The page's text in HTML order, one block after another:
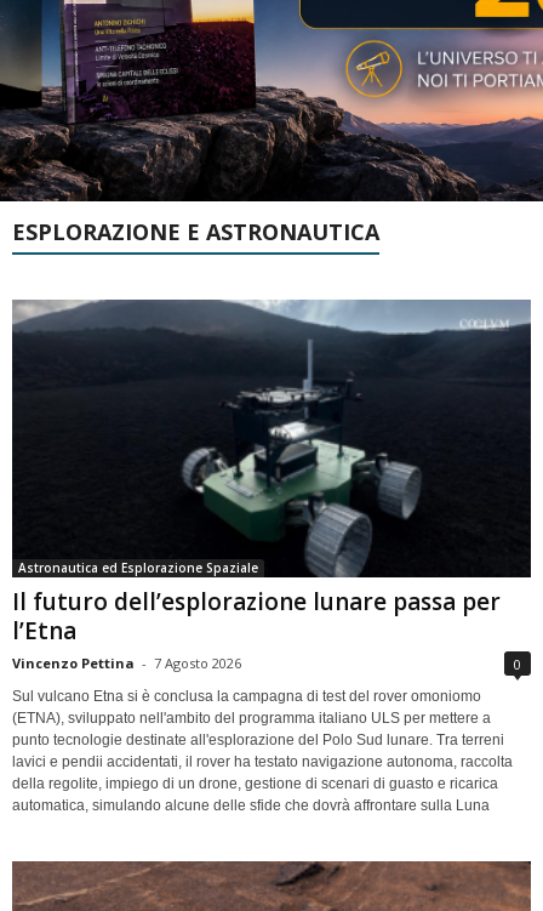
ESPLORAZIONE E ASTRONAUTICA
Astronautica ed Esplorazione Spaziale
Il futuro dell’esplorazione lunare passa per
l’Etna
Vincenzo Pettina - 7 Agosto 2026 0
Sul vulcano Etna si è conclusa la campagna di test del rover omoniomo
(ETNA), sviluppato nell'ambito del programma italiano ULS per mettere a
punto tecnologie destinate all'esplorazione del Polo Sud lunare. Tra terreni
lavici e pendii accidentati, il rover ha testato navigazione autonoma, raccolta
della regolite, impiego di un drone, gestione di scenari di guasto e ricarica
automatica, simulando alcune delle sfide che dovrà affrontare sulla Luna